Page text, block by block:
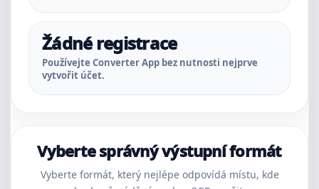
Žádné registrace
Používejte Converter App bez nutnosti nejprve
vytvořit účet.
Vyberte správný výstupní formát
Vyberte formát, který nejlépe odpovídá místu, kde